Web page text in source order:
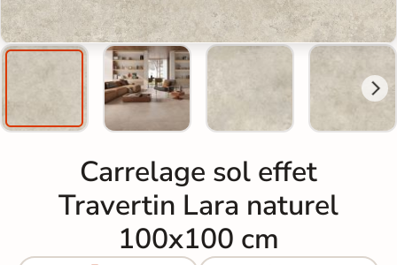
Carrelage sol effet
Travertin Lara naturel
100x100 cm